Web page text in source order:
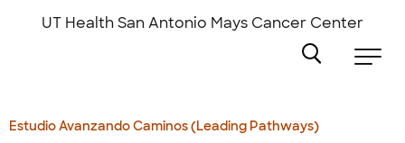
UT Health San Antonio Mays Cancer Center
Estudio Avanzando Caminos (Leading Pathways)